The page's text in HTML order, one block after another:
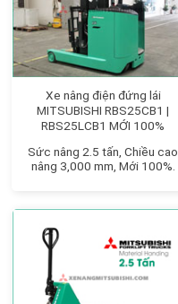
Xe nâng điện đứng lái
MITSUBISHI RBS25CB1 |
RBS25LCB1 MỚI 100%
Sức nâng 2.5 tấn, Chiều cao
nâng 3,000 mm, Mới 100%.